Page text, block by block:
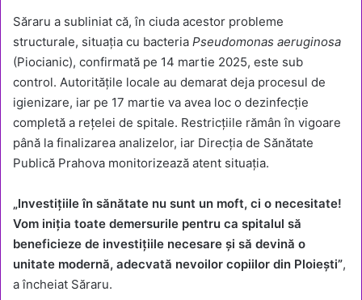
Săraru a subliniat că, în ciuda acestor probleme
structurale, situația cu bacteria Pseudomonas aeruginosa
(Piocianic), confirmată pe 14 martie 2025, este sub
control. Autoritățile locale au demarat deja procesul de
igienizare, iar pe 17 martie va avea loc o dezinfecție
completă a rețelei de spitale. Restricțiile rămân în vigoare
până la finalizarea analizelor, iar Direcția de Sănătate
Publică Prahova monitorizează atent situația.
„Investițiile în sănătate nu sunt un moft, ci o necesitate!
Vom iniția toate demersurile pentru ca spitalul să
beneficieze de investițiile necesare și să devină o
unitate modernă, adecvată nevoilor copiilor din Ploiești”,
a încheiat Săraru.